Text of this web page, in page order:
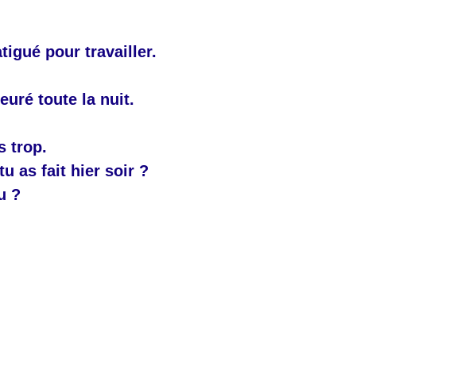
pour travailler.
toute la nuit.
trop.
as fait hier soir ?
?